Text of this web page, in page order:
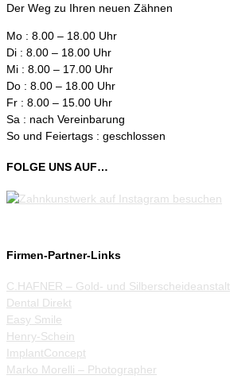
Der Weg zu Ihren neuen Zähnen
Mo : 8.00 – 18.00 Uhr
Di : 8.00 – 18.00 Uhr
Mi : 8.00 – 17.00 Uhr
Do : 8.00 – 18.00 Uhr
Fr : 8.00 – 15.00 Uhr
Sa : nach Vereinbarung
So und Feiertags : geschlossen
FOLGE UNS AUF…
Firmen-Partner-Links
C.HAFNER – Gold- und Silberscheideanstalt
Dental Direkt
Easy Smile
Henry-Schein
ImplantConcept
Marko Morelli – Photographer